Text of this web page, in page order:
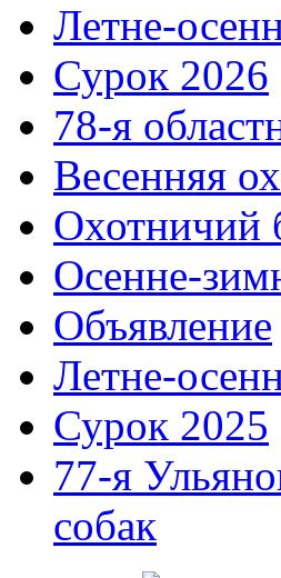
Летне-
Сурок 2026
78-я
Весенняя
Охотничий
Осенне-
Объявление
Летне-
Сурок 2025
77-я
собак